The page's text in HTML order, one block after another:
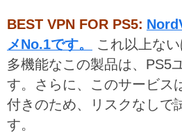
BEST VPN FOR PS5:
メNo.1です。
これ以上ない
多機能なこの製品は、PS5
す。さらに、このサービス
付きのため、リスクなしで
す。